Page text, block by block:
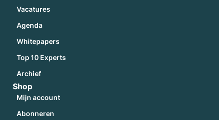
Vacatures
Agenda
Whitepapers
Top 10 Experts
Archief
Shop
Mijn account
Abonneren